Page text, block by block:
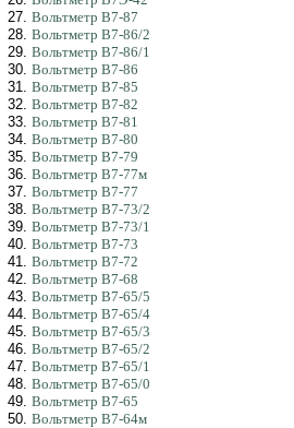
27. Вольтметр В7-87
28. Вольтметр В7-86/2
29. Вольтметр В7-86/1
30. Вольтметр В7-86
31. Вольтметр В7-85
32. Вольтметр В7-82
33. Вольтметр В7-81
34. Вольтметр В7-80
35. Вольтметр В7-79
36. Вольтметр В7-77м
37. Вольтметр В7-77
38. Вольтметр В7-73/2
39. Вольтметр В7-73/1
40. Вольтметр В7-73
41. Вольтметр В7-72
42. Вольтметр В7-68
43. Вольтметр В7-65/5
44. Вольтметр В7-65/4
45. Вольтметр В7-65/3
46. Вольтметр В7-65/2
47. Вольтметр В7-65/1
48. Вольтметр В7-65/0
49. Вольтметр В7-65
50. Вольтметр В7-64м